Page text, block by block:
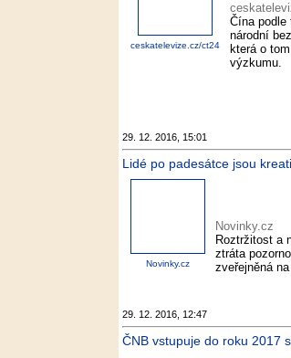
ceskatelevize.cz/ct24
Čína
národní
která o
výzkumu.
29. 12. 2016, 15:01
Lidé po padesátce jsou
Novinky.cz
Novinky.cz
Roztržitost a
ztráta
zveřejněná
29. 12. 2016, 12:47
ČNB vstupuje do roku 2017